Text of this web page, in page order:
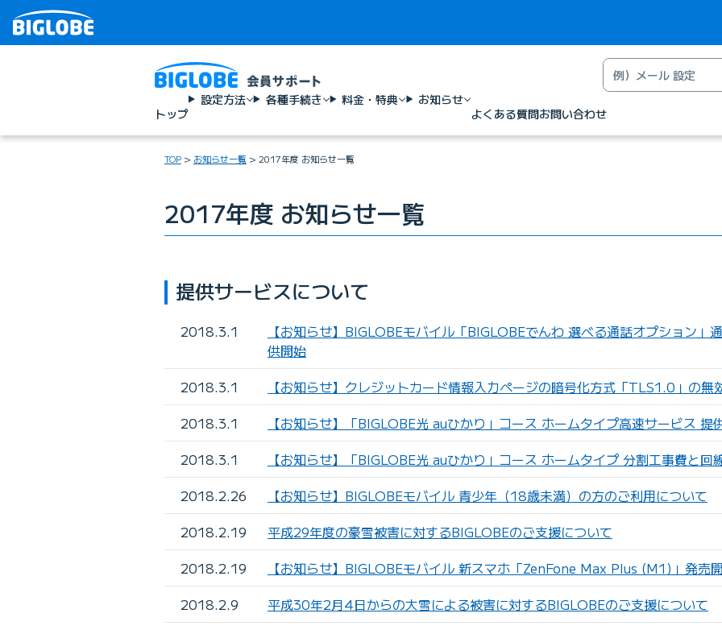
トップ
設定方法 各種手続き 料金・特典
お知らせ
よくある質問お問い合わせ
TOP お知らせ一覧 2017年度 お知らせ一覧
2017年度 お知らせ一覧
提供サービスについて
2018.3.1
【お知らせ】BIGLOBEモバイル「BIGLOBEでんわ 選べる通話オプション
供開始
2018.3.1
【お知らせ】クレジットカード情報入力ページの暗号化方式「TLS1.0」の無
2018.3.1
【お知らせ】「BIGLOBE光 auひかり」コース ホームタイプ高速サービス 提
2018.3.1
【お知らせ】「BIGLOBE光 auひかり」コース ホームタイプ 分割工事費と回
2018.2.26
【お知らせ】BIGLOBEモバイル 青少年（18歳未満）の方のご利用について
2018.2.19
平成29年度の豪雪被害に対するBIGLOBEのご支援について
2018.2.19
【お知らせ】BIGLOBEモバイル 新スマホ「ZenFone Max Plus (M1)」発売
2018.2.9
平成30年2月4日からの大雪による被害に対するBIGLOBEのご支援について